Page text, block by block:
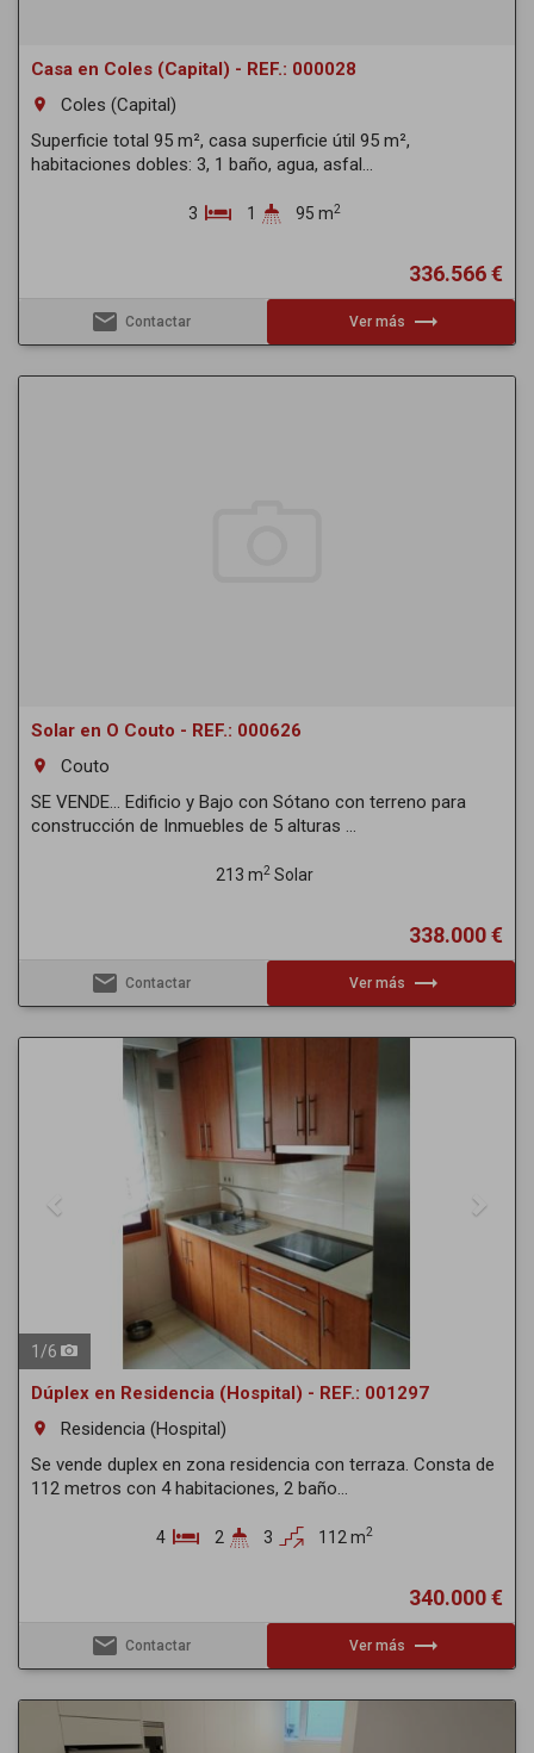
Casa en Coles (Capital) - REF.: 000028
room
Coles (Capital)
Superficie total 95 m², casa superficie útil 95 m²,
habitaciones dobles: 3, 1 baño, agua, asfal...
3 1 95 m2
336.566 €
email Contactar Ver más trending_flat
Solar en O Couto - REF.: 000626
room
Couto
SE VENDE... Edificio y Bajo con Sótano con terreno para
construcción de Inmuebles de 5 alturas ...
213 m2Solar
338.000 €
email Contactar Ver más trending_flat
Previous Next
1 /6
Dúplex en Residencia (Hospital) - REF.: 001297
room
Residencia (Hospital)
Se vende duplex en zona residencia con terraza. Consta de
112 metros con 4 habitaciones, 2 baño...
4 2 3 112 m2
340.000 €
email Contactar Ver más trending_flat
Previous Next